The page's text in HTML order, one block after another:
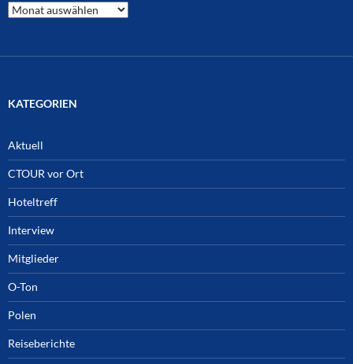
CTOUR
Archiv
KATEGORIEN
Aktuell
CTOUR vor Ort
Hoteltreff
Interview
Mitglieder
O-Ton
Polen
Reiseberichte